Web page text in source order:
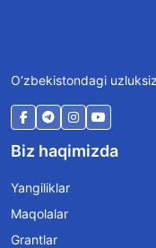
O‘zbekistondagi
Biz haqimizda
Yangiliklar
Maqolalar
Grantlar